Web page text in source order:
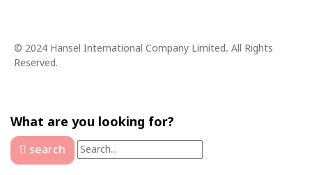
© 2024 Hansel International Company Limited. All Rights
Reserved.
What are you looking for?
search